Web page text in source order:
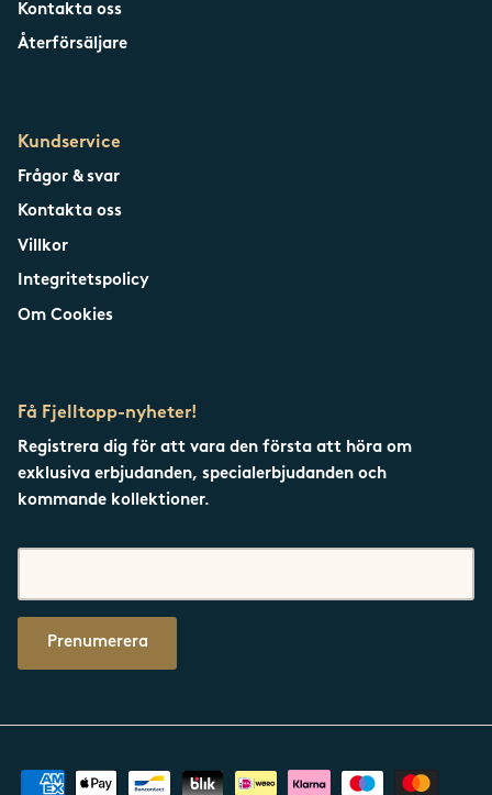
Kontakta oss
Återförsäljare
Kundservice
Frågor & svar
Kontakta oss
Villkor
Integritetspolicy
Om Cookies
Få Fjelltopp-nyheter!
Registrera dig för att vara den första att höra om
exklusiva erbjudanden, specialerbjudanden och
kommande kollektioner.
Prenumerera